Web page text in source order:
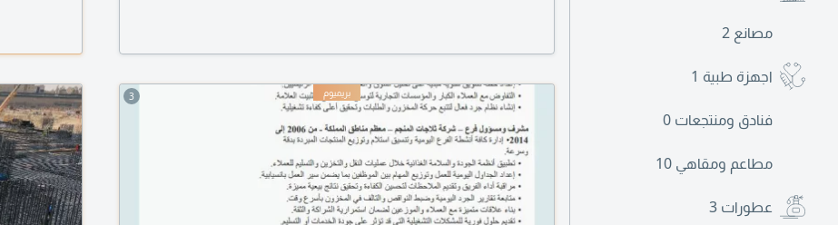
مصانع 2
اجهزة طبية 1
فنادق ومنتجعات 0
مطاعم ومقاهي 10
عطورات 3
3